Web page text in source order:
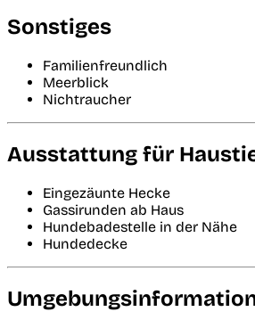
Sonstiges
Familienfreundlich
Meerblick
Nichtraucher
Ausstattung für
Eingezäunte Hecke
Gassirunden ab Haus
Hundebadestelle in der Nähe
Hundedecke